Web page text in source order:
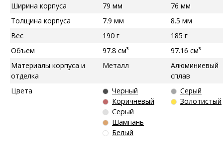
Ширина корпуса
79 мм
76 мм
Толщина корпуса
7.9 мм
8.5 мм
Вес
190 г
185 г
Объем
97.8 см³
97.16 см³
Материалы корпуса и
отделка
Металл
Алюминиевый
сплав
Цвета
Черный
Коричневый
Серый
Шампань
Белый
Серый
Золотистый